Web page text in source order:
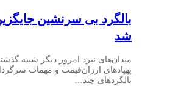
بالگرد بی‌ سرنشین
شد
میدان‌های نبرد امروز دیگر شبیه
پهپادهای ارزان‌قیمت و مهمات
بالگردهای چند…